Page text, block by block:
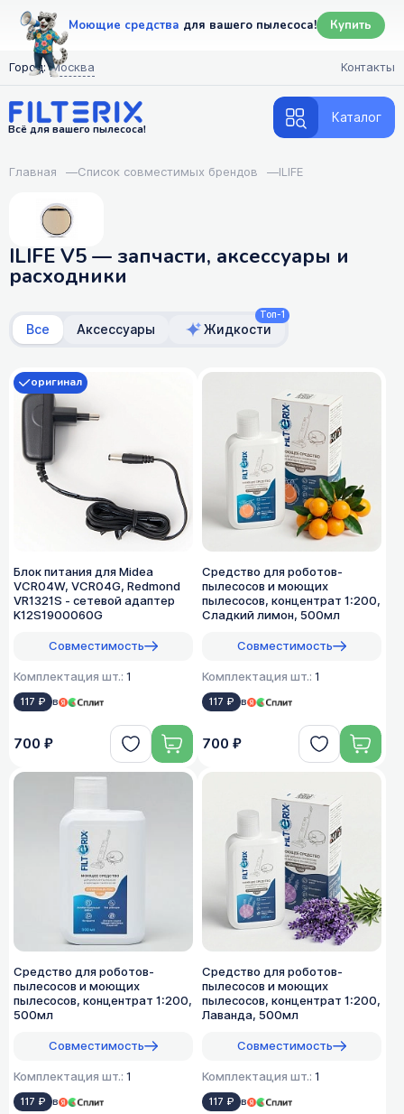
Моющие средства для вашего пылесоса! Купить
Город: Москва Контакты
Всё для вашего пылесоса!
Каталог
Главная —Список совместимых брендов —ILIFE
ILIFE V5 — запчасти, аксессуары и
расходники
Все Аксессуары
Топ-1
Жидкости
Блок питания для Midea
VCR04W, VCR04G, Redmond
VR1321S - сетевой адаптер
K12S1900060G
Совместимость
Комплектация шт.: 1
117 ₽ в
оригинал
700 ₽
Средство для роботов-
пылесосов и моющих
пылесосов, концентрат 1:200,
Сладкий лимон, 500мл
Совместимость
Комплектация шт.: 1
117 ₽ в
700 ₽
Средство для роботов-
пылесосов и моющих
пылесосов, концентрат 1:200,
500мл
Совместимость
Комплектация шт.: 1
117 ₽ в
Средство для роботов-
пылесосов и моющих
пылесосов, концентрат 1:200,
Лаванда, 500мл
Совместимость
Комплектация шт.: 1
117 ₽ в